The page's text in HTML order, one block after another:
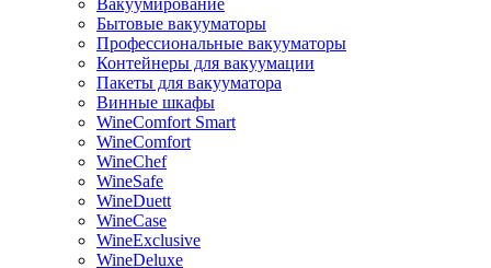
Вакуумирование
Бытовые вакууматоры
Профессиональные вакууматоры
Контейнеры для вакуумации
Пакеты для вакууматора
Винные шкафы
WineComfort Smart
WineComfort
WineChef
WineSafe
WineDuett
WineCase
WineExclusive
WineDeluxe